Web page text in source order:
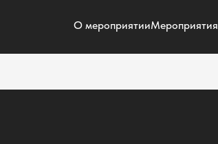
О мероприятииМероприятия